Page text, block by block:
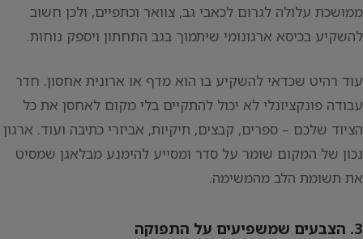
ממושכת עלולה לגרום לכאבי גב, צוואר וכתפיים, ולכן חשוב
להשקיע בכיסא ארגונומי שיתמוך בגב התחתון ויספק נוחות.
עוד רהיט שכדאי להשקיע בו הוא מדף או ארונית אחסון. חדר
עבודה פונקציונלי לא יכול להתקיים בלי מקום לאחסן את כל
הציוד שלכם – ספרים, קבצים, תיקיות, אביזרי כתיבה ועוד. ארגון
נכון של המקום שומר על סדר ומסייע להימנע מבלאגן שמסיט
את תשומת הלב מהמשימה.
3. הצבעים שמשפיעים על התפוקה